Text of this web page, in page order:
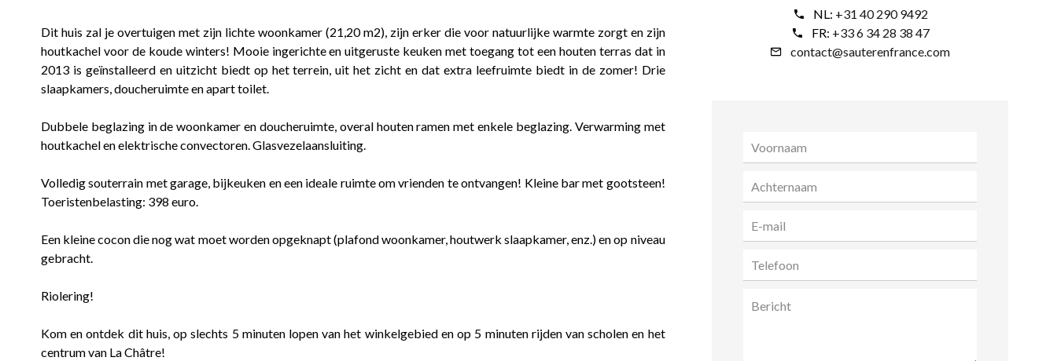
Dit huis zal je overtuigen met zijn lichte woonkamer (21,20 m2), zijn erker die voor natuurlijke warmte zorgt en zijn
houtkachel voor de koude winters! Mooie ingerichte en uitgeruste keuken met toegang tot een houten terras dat in
2013 is geïnstalleerd en uitzicht biedt op het terrein, uit het zicht en dat extra leefruimte biedt in de zomer! Drie
slaapkamers, doucheruimte en apart toilet.
Dubbele beglazing in de woonkamer en doucheruimte, overal houten ramen met enkele beglazing. Verwarming met
houtkachel en elektrische convectoren. Glasvezelaansluiting.
Volledig souterrain met garage, bijkeuken en een ideale ruimte om vrienden te ontvangen! Kleine bar met gootsteen!
Toeristenbelasting: 398 euro.
Een kleine cocon die nog wat moet worden opgeknapt (plafond woonkamer, houtwerk slaapkamer, enz.) en op niveau
gebracht.
Riolering!
Kom en ontdek dit huis, op slechts 5 minuten lopen van het winkelgebied en op 5 minuten rijden van scholen en het
centrum van La Châtre!
NL: +31 40 290 9492
FR: +33 6 34 28 38 47
contact@sauterenfrance.com